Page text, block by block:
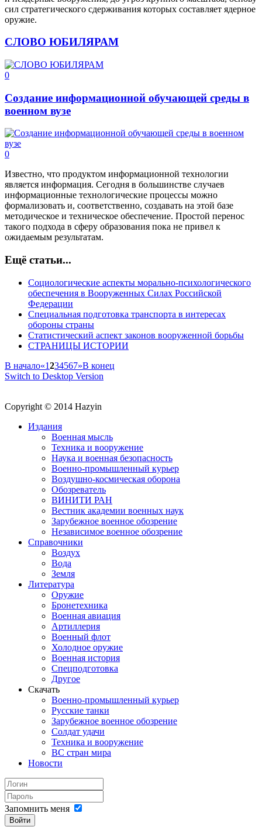
сил стратегического сдерживания которых составляет ядерное
оружие.
СЛОВО ЮБИЛЯРАМ
0
Создание информационной обучающей среды в
военном вузе
0
Известно, что продуктом информационной технологии
является информация. Сегодня в большинстве случаев
информационные технологические процессы можно
формализовать и, соответственно, создавать на этой базе
методическое и техническое обеспечение. Простой перенос
такого подхода в сферу образования пока не привел к
ожидаемым результатам.
Ещё статьи...
Социологические аспекты морально-психологического
обеспечения в Вооруженных Силах Российской
Федерации
Специальная подготовка транспорта в интересах
обороны страны
Статистический аспект законов вооруженной борьбы
СТРАНИЦЫ ИСТОРИИ
В начало«1234567»В конец
Switch to Desktop Version
Copyright © 2014 Hazyin
Издания
Военная мысль
Техника и вооружение
Наука и военная безопасность
Военно-промышленный курьер
Воздушно-космическая оборона
Обозреватель
ВИНИТИ РАН
Вестник академии военных наук
Зарубежное военное обозрение
Независимое военное обозрение
Справочники
Воздух
Вода
Земля
Литература
Оружие
Бронетехника
Военная авиация
Артиллерия
Военный флот
Холодное оружие
Военная история
Спецподготовка
Другое
Скачать
Военно-промышленный курьер
Русские танки
Зарубежное военное обозрение
Солдат удачи
Техника и вооружение
ВС стран мира
Новости
Запомнить меня
Войти